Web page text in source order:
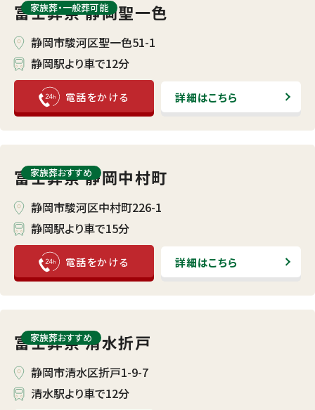
富士葬祭 静岡聖一色
家族葬・⼀般葬可能
静岡市駿河区聖一色51-1
静岡駅より車で12分
詳細はこちら
富士葬祭 静岡中村町
家族葬おすすめ
静岡市駿河区中村町226-1
静岡駅より車で15分
詳細はこちら
富士葬祭 清水折戸
家族葬おすすめ
静岡市清水区折戸1-9-7
清水駅より車で12分